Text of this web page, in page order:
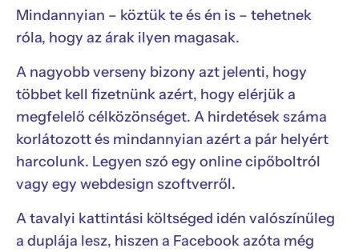
Mindannyian – köztük te és én is – tehetnek
róla, hogy az árak ilyen magasak.
A nagyobb verseny bizony azt jelenti, hogy
többet kell fizetnünk azért, hogy elérjük a
megfelelő célközönséget. A hirdetések száma
korlátozott és mindannyian azért a pár helyért
harcolunk. Legyen szó egy online cipőboltról
vagy egy webdesign szoftverről.
A tavalyi kattintási költséged idén valószínűleg
a duplája lesz, hiszen a Facebook azóta még